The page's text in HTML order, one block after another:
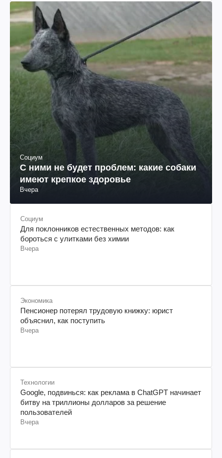
Социум
С ними не будет проблем: какие собаки
имеют крепкое здоровье
Вчера
Социум
Для поклонников естественных методов: как
бороться с улитками без химии
Вчера
Экономика
Пенсионер потерял трудовую книжку: юрист
объяснил, как поступить
Вчера
Технологии
Google, подвинься: как реклама в ChatGPT начинает
битву на триллионы долларов за решение
пользователей
Вчера